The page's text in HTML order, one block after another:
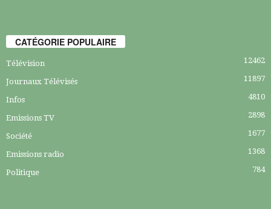
CATÉGORIE POPULAIRE
Télévision 12462
Journaux Télévisés 11897
Infos 4810
Emissions TV 2898
Société 1677
Emissions radio 1368
Politique 784